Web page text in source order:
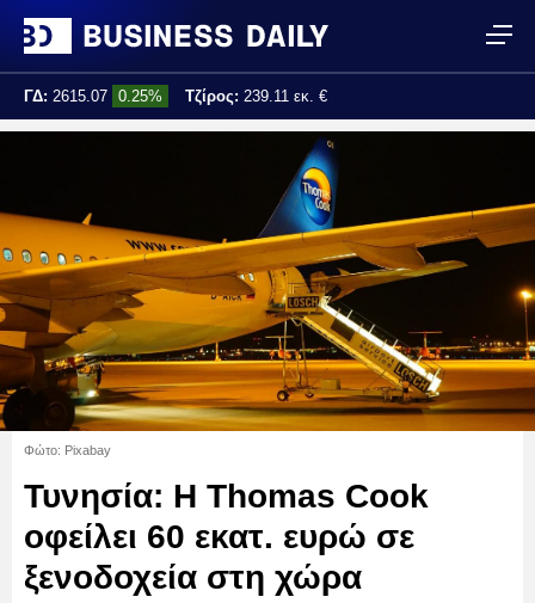
ΓΔ: 2615.07 0.25% Τζίρος: 239.11 εκ. €
Φώτο: Pixabay
Τυνησία: Η Thomas Cook
οφείλει 60 εκατ. ευρώ σε
ξενοδοχεία στη χώρα